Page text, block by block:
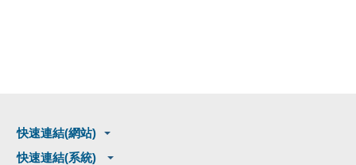
快速連結(網站)
快速連結(系統)